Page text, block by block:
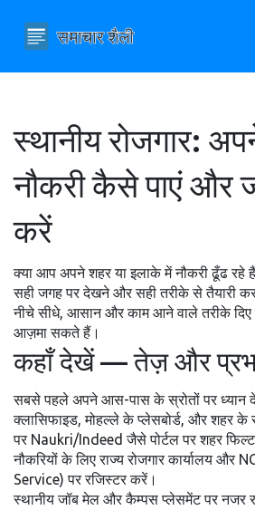
स्थानीय रोजगार:
नौकरी कैसे पाएं और
करें
क्या आप अपने शहर या इलाके में नौकरी ढूँढ रहे
सही जगह पर देखने और सही तरीके से तैयारी
नीचे सीधे, आसान और काम आने वाले तरीके
आज़मा सकते हैं।
कहाँ देखें — तेज़ और
सबसे पहले अपने आस-पास के स्रोतों पर ध्यान
क्लासिफाइड, मोहल्ले के प्लेसबोर्ड, और शहर के
पर Naukri/Indeed जैसे पोर्टल पर शहर
नौकरियों के लिए राज्य रोजगार कार्यालय और
Service) पर रजिस्टर करें।
स्थानीय जॉब मेल और कैम्पस प्लेसमेंट पर नजर